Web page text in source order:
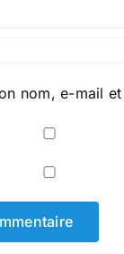
nom, e-mail